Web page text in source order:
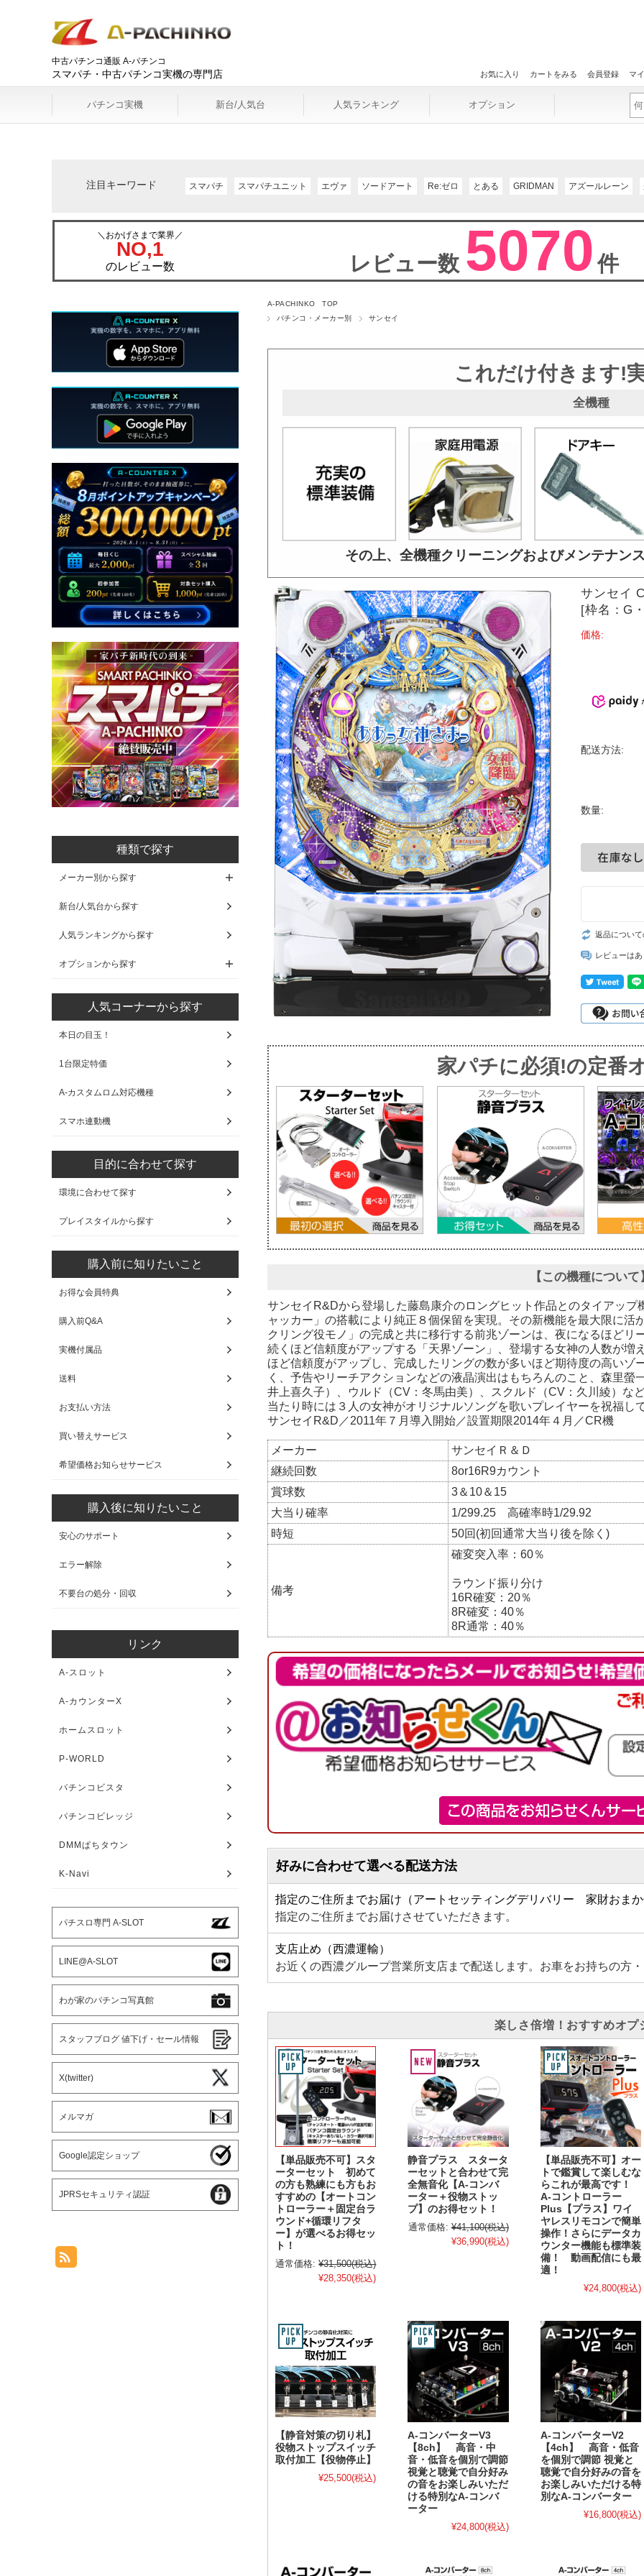
中古パチンコ通販 A-パチンコ
スマパチ・中古パチンコ実機の専門店 お気に入り カートをみる 会員登録 マ
パチンコ実機 新台/人気台 人気ランキング オプション
注目キーワード スマパチ スマパチユニット エヴァ ソードアート Re:ゼロ とある GRIDMAN アズールレーン
＼おかげさまで業界／
NO,1
のレビュー数 レビュー数 5070件
A-PACHINKO TOP
パチンコ・メーカー別
サンセイ
これだけ付きます!
全機種
その上、全機種クリーニングおよびメンテナン
サンセイ
[枠名：G
価格:
配送方法:
数量:
返品につい
レビューは
家パチに必須!の定番
【この機種について
サンセイR&Dから登場した藤島康介のロングヒット作品とのタイアッ
ャッカー」の搭載により純正８個保留を実現。その新機能を最大限に
クリング役モノ」の完成と共に移行する前兆ゾーンは、夜になるほど
続くほど信頼度がアップする「天界ゾーン」、登場する女神の人数が増
ほど信頼度がアップし、完成したリングの数が多いほど期待度の高い
く、予告やリーチアクションなどの液晶演出はもちろんのこと、森里
井上喜久子）、ウルド（CV：冬馬由美）、スクルド（CV：久川綾）な
当たり時には３人の女神がオリジナルソングを歌いプレイヤーを祝福し
サンセイR&D／2011年７月導入開始／設置期限2014年４月／CR機
メーカー
サンセイＲ＆Ｄ
継続回数
8or16R9カウント
賞球数
3＆10＆15
大当り確率
1/299.25 高確率時1/29.92
時短
50回(初回通常大当り後を除く)
備考
確変突入率：60％
ラウンド振り分け
16R確変：20％
8R確変：40％
8R通常：40％
好みに合わせて選べる配送方法
指定のご住所までお届け（アートセッティングデリバリー 家財おま
指定のご住所までお届けさせていただきます。
支店止め（西濃運輸）
お近くの西濃グループ営業所支店まで配送します。お車をお持ちの方
楽しさ倍増！おすすめオプ
【単品販売不可】スタ
ーターセット 初めて
の方も熟練にも方もお
すすめの【オートコン
トローラー＋固定台ラ
ウンド+循環リフタ
ー】が選べるお得セッ
ト！
通常価格: ¥31,500(税込)
¥28,350(税込)
静音プラス スタータ
ーセットと合わせて完
全無音化【A-コンバ
ーター＋役物ストッ
プ】のお得セット！
通常価格: ¥41,100(税込)
¥36,990(税込)
【単品販売不可】オー
トで鑑賞して楽しむな
らこれが最高です！
A-コントローラー
Plus【プラス】ワイ
ヤレスリモコンで簡単
操作！さらにデータカ
ウンター機能も標準装
備！ 動画配信にも最
適！
¥24,800(税込)
【静音対策の切り札】
役物ストップスイッチ
取付加工【役物停止】
¥25,500(税込)
A-コンバーターV3
【8ch】 高音・中
音・低音を個別で調節
視覚と聴覚で自分好み
の音をお楽しみいただ
ける特別なA-コンバ
ーター
¥24,800(税込)
A-コンバーターV2
【4ch】 高音・低音
を個別で調節 視覚と
聴覚で自分好みの音を
お楽しみいただける特
別なA-コンバーター
¥16,800(税込)
種類で探す
メーカー別から探す
新台/人気台から探す
人気ランキングから探す
オプションから探す
人気コーナーから探す
本日の目玉！
1台限定特価
A-カスタムロム対応機種
スマホ連動機
目的に合わせて探す
環境に合わせて探す
プレイスタイルから探す
購入前に知りたいこと
お得な会員特典
購入前Q&A
実機付属品
送料
お支払い方法
買い替えサービス
希望価格お知らせサービス
購入後に知りたいこと
安心のサポート
エラー解除
不要台の処分・回収
リンク
A-スロット
A-カウンターX
ホームスロット
P-WORLD
パチンコビスタ
パチンコビレッジ
DMMぱちタウン
K-Navi
パチスロ専門 A-SLOT
LINE@A-SLOT
わが家のパチンコ写真館
スタッフブログ 値下げ・セール情報
X(twitter)
メルマガ
Google認定ショップ
JPRSセキュリティ認証